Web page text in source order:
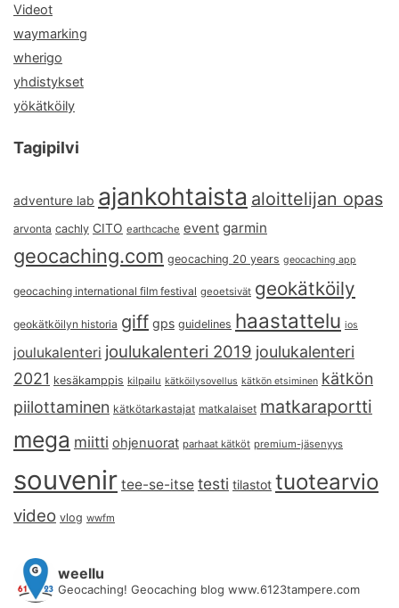
Videot
waymarking
wherigo
yhdistykset
yökätköily
Tagipilvi
adventure lab ajankohtaista aloittelijan opas
arvonta cachly CITO earthcache event garmin
geocaching.com geocaching 20 years geocaching app
geocaching international film festival geoetsivät geokätköily
geokätköilyn historia giff gps guidelines haastattelu ios
joulukalenteri joulukalenteri 2019 joulukalenteri
2021 kesäkamppis kilpailu kätköilysovellus kätkön etsiminen kätkön
piilottaminen kätkötarkastajat matkalaiset matkaraportti
mega miitti ohjenuorat parhaat kätköt premium-jäsenyys
souvenir tee-se-itse testi tilastot tuotearvio
video vlog wwfm
weellu
Geocaching! Geocaching blog www.6123tampere.com